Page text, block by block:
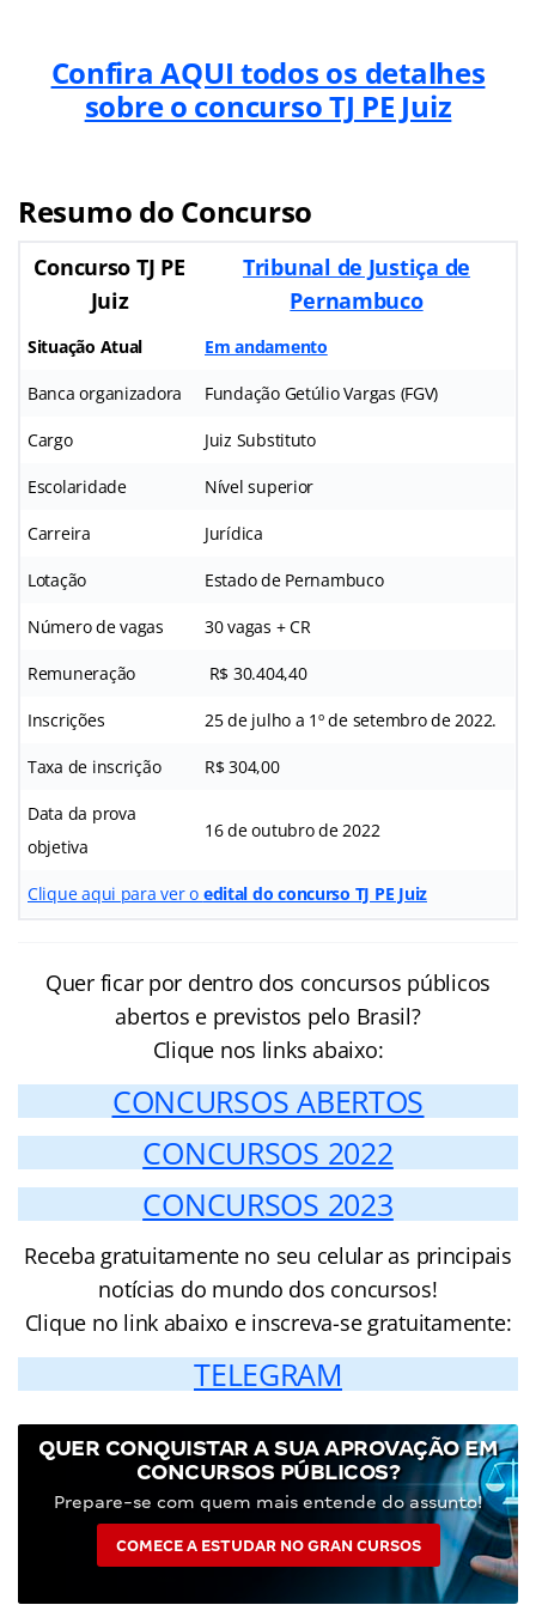
Confira AQUI todos os detalhes
sobre o concurso TJ PE Juiz
Resumo do Concurso
Concurso TJ PE
Juiz
Tribunal de Justiça de
Pernambuco
Situação Atual Em andamento
Banca organizadora Fundação Getúlio Vargas (FGV)
Cargo Juiz Substituto
Escolaridade Nível superior
Carreira Jurídica
Lotação Estado de Pernambuco
Número de vagas 30 vagas + CR
Remuneração R$ 30.404,40
Inscrições 25 de julho a 1º de setembro de 2022.
Taxa de inscrição R$ 304,00
Data da prova
objetiva
16 de outubro de 2022
Clique aqui para ver o edital do concurso TJ PE Juiz
Quer ficar por dentro dos concursos públicos
abertos e previstos pelo Brasil?
Clique nos links abaixo:
CONCURSOS ABERTOS
CONCURSOS 2022
CONCURSOS 2023
Receba gratuitamente no seu celular as principais
notícias do mundo dos concursos!
Clique no link abaixo e inscreva-se gratuitamente:
TELEGRAM
QUER CONQUISTAR A SUA APROVAÇÃO EM
CONCURSOS PÚBLICOS?
Prepare-se com quem mais entende do assunto!
COMECE A ESTUDAR NO GRAN CURSOS